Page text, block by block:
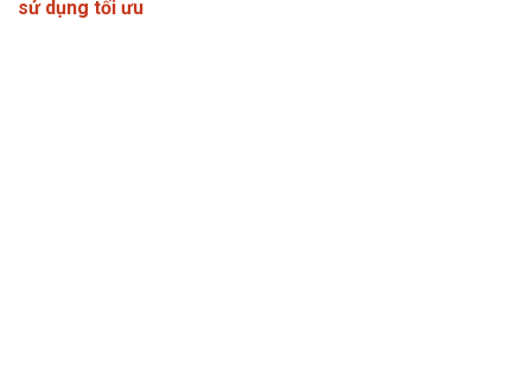
sử dụng tối ưu